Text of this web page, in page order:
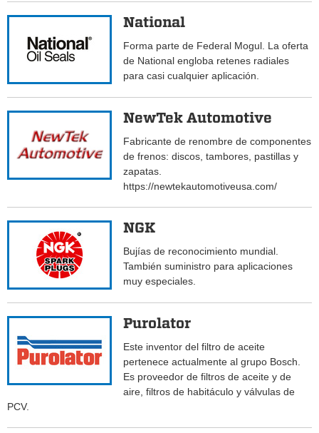
National
Forma parte de Federal Mogul. La oferta
de National engloba retenes radiales
para casi cualquier aplicación.
NewTek Automotive
Fabricante de renombre de componentes
de frenos: discos, tambores, pastillas y
zapatas.
https://newtekautomotiveusa.com/
NGK
Bujías de reconocimiento mundial.
También suministro para aplicaciones
muy especiales.
Purolator
Este inventor del filtro de aceite
pertenece actualmente al grupo Bosch.
Es proveedor de filtros de aceite y de
aire, filtros de habitáculo y válvulas de
PCV.